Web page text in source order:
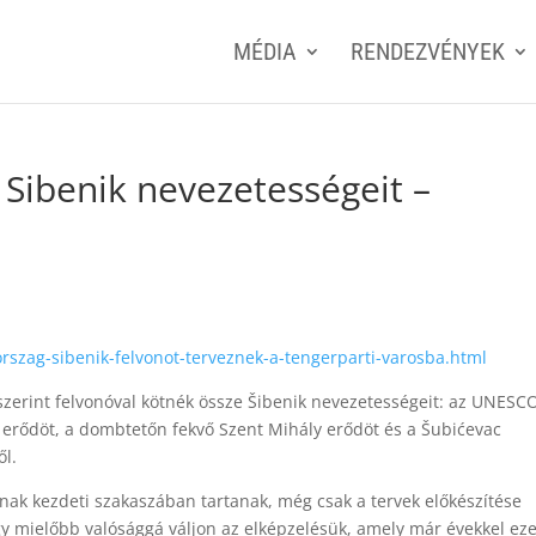
MÉDIA RENDEZVÉNYEK
nevezetességeit –
sibenik-felvonot-terveznek-a-tengerparti-varosba.html
felvonóval kötnék össze Šibenik nevezetességeit: az
a dombtetőn fekvő Szent Mihály erődöt és a Šubićevac
kezdeti szakaszában tartanak, még csak a tervek előkészítése
mielőbb valósággá váljon az elképzelésük, amely már évekkel